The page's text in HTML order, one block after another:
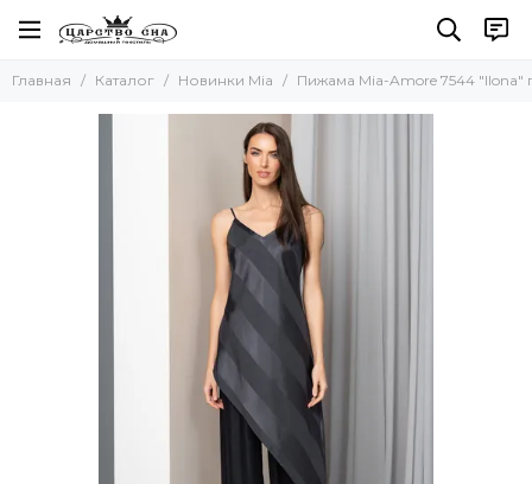
Главная Каталог Новинки Mia Пижама Mia-Amore 7544 "Ilona"